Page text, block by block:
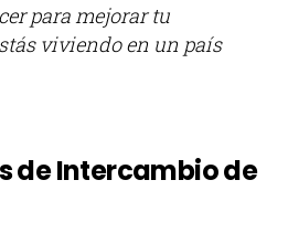
para mejorar tu
viviendo en un país
de Intercambio de